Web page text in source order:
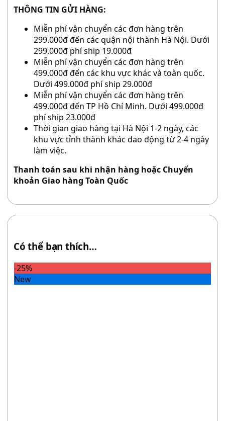
THÔNG TIN GỬI HÀNG:
Miễn phí vận chuyển các đơn hàng trên
299.000đ đến các quận nội thành Hà Nội. Dưới
299.000đ phí ship 19.000đ
Miễn phí vận chuyển các đơn hàng trên
499.000đ đến các khu vực khác và toàn quốc.
Dưới 499.000đ phí ship 29.000đ
Miễn phí vận chuyển các đơn hàng trên
499.000đ đến TP Hồ Chí Minh. Dưới 499.000đ
phí ship 23.000đ
Thời gian giao hàng tại Hà Nội 1-2 ngày, các
khu vực tỉnh thành khác dao động từ 2-4 ngày
làm việc.
Thanh toán sau khi nhận hàng hoặc Chuyển
khoản Giao hàng Toàn Quốc
Có thể bạn thích…
-25%
New